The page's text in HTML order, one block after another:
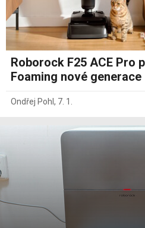
Roborock F25 ACE Pro
Foaming nové generace
Ondřej Pohl , 7. 1.